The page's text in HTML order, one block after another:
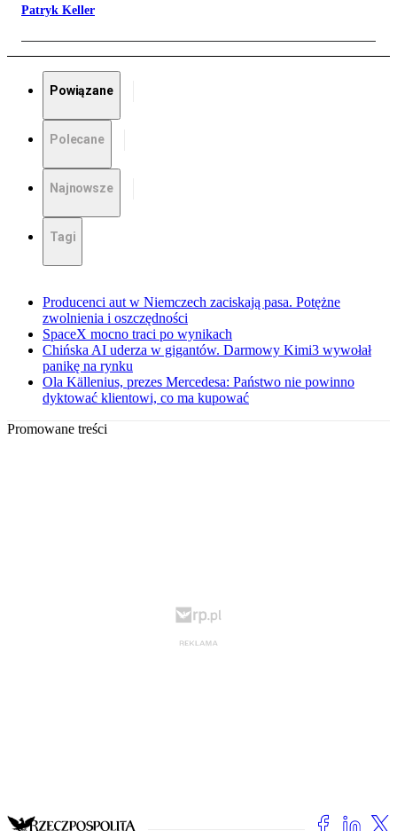
Patryk Keller
Powiązane
Polecane
Najnowsze
Tagi
Producenci aut w Niemczech zaciskają pasa. Potężne
zwolnienia i oszczędności
SpaceX mocno traci po wynikach
Chińska AI uderza w gigantów. Darmowy Kimi3 wywołał
panikę na rynku
Ola Källenius, prezes Mercedesa: Państwo nie powinno
dyktować klientowi, co ma kupować
Promowane treści